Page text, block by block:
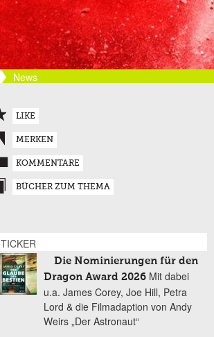
News
LIKE
MERKEN
KOMMENTARE
BÜCHER ZUM THEMA
TICKER
Die Nominierungen für den
Dragon Award 2026 Mit dabei
u.a. James Corey, Joe Hill, Petra
Lord & die Filmadaption von Andy
Weirs „Der Astronaut“